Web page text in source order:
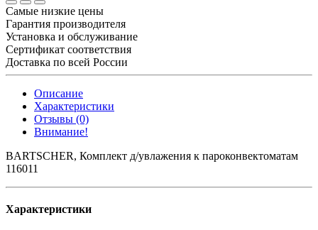
Самые низкие цены
Гарантия производителя
Установка и обслуживание
Сертификат соответствия
Доставка по всей России
Описание
Характеристики
Отзывы (0)
Внимание!
BARTSCHER, Комплект д/увлажения к пароконвектоматам
116011
Характеристики